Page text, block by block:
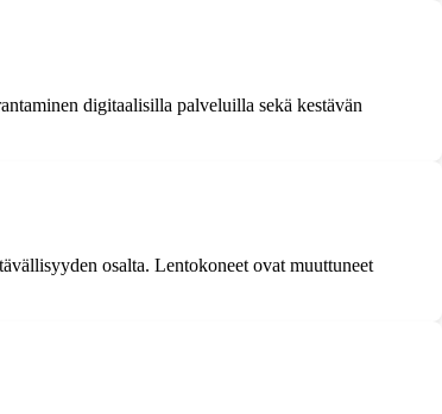
digitaalisilla palveluilla sekä kestävän
osalta. Lentokoneet ovat muuttuneet